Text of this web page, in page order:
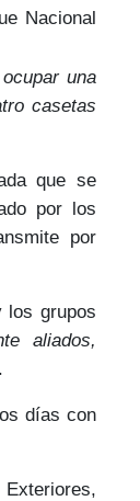
Nacional
una
casetas
que se
por los
por
los grupos
aliados,
días con